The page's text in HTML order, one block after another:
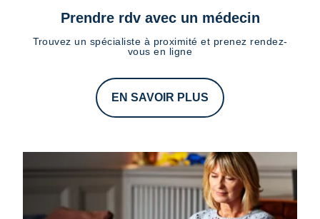
Prendre rdv avec un médecin
Trouvez un spécialiste à proximité et prenez rendez-
vous en ligne
EN SAVOIR PLUS